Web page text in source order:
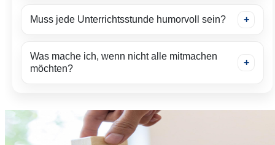
Muss jede Unterrichtsstunde humorvoll sein?
Was mache ich, wenn nicht alle mitmachen
möchten?